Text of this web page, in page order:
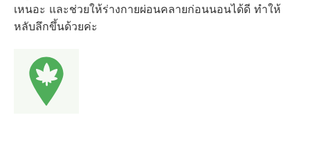
เหนอะ และช่วยให้ร่างกายผ่อนคลายก่อนนอนได้ดี ทำให้
หลับลึกขึ้นด้วยค่ะ